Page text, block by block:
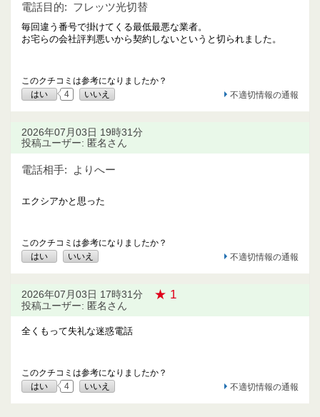
電話目的: フレッツ光切替
毎回違う番号で掛けてくる最低最悪な業者。
お宅らの会社評判悪いから契約しないというと切られました。
このクチコミは参考になりましたか？
はい
4 いいえ 不適切情報の通報
2026年07月03日 19時31分
投稿ユーザー: 匿名さん
電話相手: よりへー
エクシアかと思った
このクチコミは参考になりましたか？
はい
いいえ 不適切情報の通報
2026年07月03日 17時31分 ★ 1
投稿ユーザー: 匿名さん
全くもって失礼な迷惑電話
このクチコミは参考になりましたか？
はい
4 いいえ 不適切情報の通報